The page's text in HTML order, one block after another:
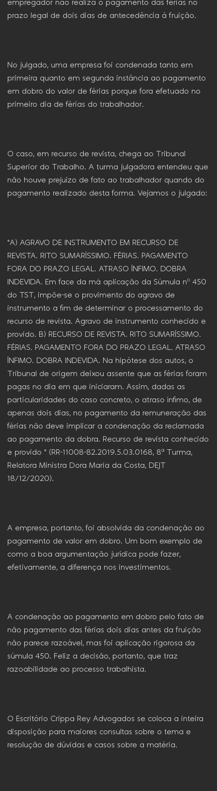
empregador não realiza o pagamento das férias no
prazo legal de dois dias de antecedência à fruição.
No julgado, uma empresa foi condenada tanto em
primeira quanto em segunda instância ao pagamento
em dobro do valor de férias porque fora efetuado no
primeiro dia de férias do trabalhador.
O caso, em recurso de revista, chega ao Tribunal
Superior do Trabalho. A turma julgadora entendeu que
não houve prejuízo de fato ao trabalhador quando do
pagamento realizado desta forma. Vejamos o julgado:
"A) AGRAVO DE INSTRUMENTO EM RECURSO DE
REVISTA. RITO SUMARÍSSIMO. FÉRIAS. PAGAMENTO
FORA DO PRAZO LEGAL. ATRASO ÍNFIMO. DOBRA
INDEVIDA. Em face da má aplicação da Súmula nº 450
do TST, impõe-se o provimento do agravo de
instrumento a fim de determinar o processamento do
recurso de revista. Agravo de instrumento conhecido e
provido. B) RECURSO DE REVISTA. RITO SUMARÍSSIMO.
FÉRIAS. PAGAMENTO FORA DO PRAZO LEGAL. ATRASO
ÍNFIMO. DOBRA INDEVIDA. Na hipótese dos autos, o
Tribunal de origem deixou assente que as férias foram
pagas no dia em que iniciaram. Assim, dadas as
particularidades do caso concreto, o atraso ínfimo, de
apenas dois dias, no pagamento da remuneração das
férias não deve implicar a condenação da reclamada
ao pagamento da dobra. Recurso de revista conhecido
e provido " (RR-11008-82.2019.5.03.0168, 8ª Turma,
Relatora Ministra Dora Maria da Costa, DEJT
18/12/2020).
A empresa, portanto, foi absolvida da condenação ao
pagamento de valor em dobro. Um bom exemplo de
como a boa argumentação jurídica pode fazer,
efetivamente, a diferença nos investimentos.
A condenação ao pagamento em dobro pelo fato de
não pagamento das férias dois dias antes da fruição
não parece razoável, mas foi aplicação rigorosa da
súmula 450. Feliz a decisão, portanto, que traz
razoabilidade ao processo trabalhista.
O Escritório Crippa Rey Advogados se coloca a inteira
disposição para maiores consultas sobre o tema e
resolução de dúvidas e casos sobre a matéria.